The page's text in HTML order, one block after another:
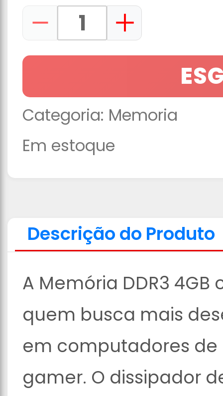
Categoria: Memoria
Em estoque
Descrição do Produto
A Memória DDR3
quem busca mais
em computadores
gamer. O dissipador